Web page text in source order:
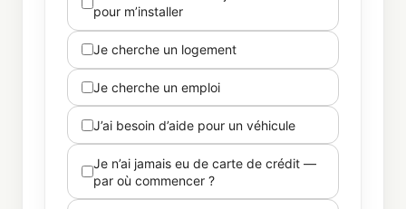
pour m’installer
Je cherche un logement
Je cherche un emploi
J’ai besoin d’aide pour un véhicule
Je n’ai jamais eu de carte de crédit —
par où commencer ?